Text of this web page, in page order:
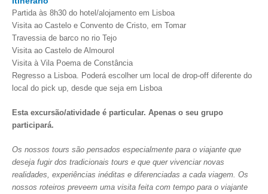
Partida às 8h30 do hotel/alojamento em Lisboa
Visita ao Castelo e Convento de Cristo, em Tomar
Travessia de barco no rio Tejo
Visita ao Castelo de Almourol
Visita à Vila Poema de Constância
Regresso a Lisboa. Poderá escolher um local de drop-off diferente do
local do pick up, desde que seja em Lisboa
Esta excursão/atividade é particular. Apenas o seu grupo
participará.
Os nossos tours são pensados especialmente para o viajante que
deseja fugir dos tradicionais tours e que quer vivenciar novas
realidades, experiências inéditas e diferenciadas a cada viagem. Os
nossos roteiros preveem uma visita feita com tempo para o viajante